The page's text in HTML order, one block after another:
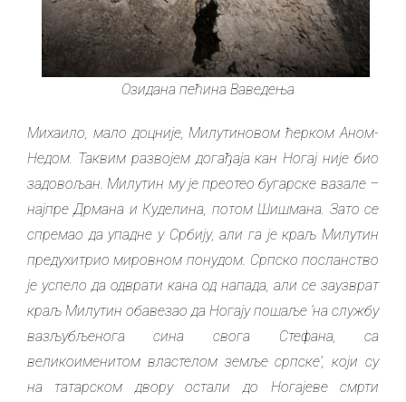
Озидана пећина Ваведења
Михаило, мало доцније, Милутиновом ћерком Аном-
Недом. Таквим развојем догађаја кан Ногај није био
задовољан. Милутин му је преотео бугарске вазале –
најпре Дрмана и Куделина, потом Шишмана. Зато се
спремао да упадне у Србију, али га је краљ Милутин
предухитрио мировном понудом. Српско посланство
је успело да одврати кана од напада, али се заузврат
краљ Милутин обавезао да Ногају пошаље ‘на службу
вазљубљенога сина свога Стефана, са
великоименитом властелом земље српске’, који су
на татарском двору остали до Ногајеве смрти